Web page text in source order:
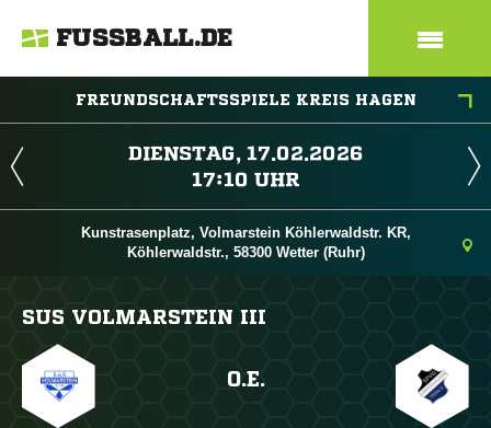
FUSSBALL.DE
FREUNDSCHAFTSSPIELE KREIS HAGEN
 
 
Kunstrasenplatz, Volmarstein Köhlerwaldstr. KR,
Köhlerwaldstr., 58300 Wetter (Ruhr)
SUS VOLMARSTEIN III
O.E.